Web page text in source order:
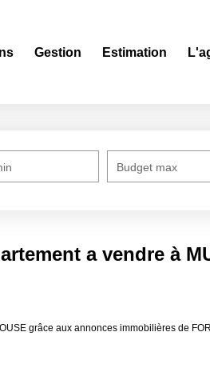
Gestion Estimation
Budget max
a vendre à
grâce aux annonces immobilières de